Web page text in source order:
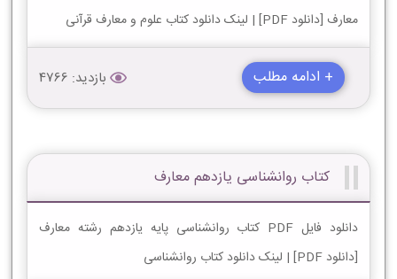
معارف [دانلود PDF] | لینک دانلود کتاب علوم و معارف قرآنی
+ ادامه مطلب بازدید: 4766
کتاب روانشناسی یازدهم معارف
دانلود فایل PDF کتاب روانشناسی پایه یازدهم رشته معارف
[دانلود PDF] | لینک دانلود کتاب روانشناسی